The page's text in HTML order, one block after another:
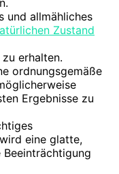
und allmähliches
Zustand
erhalten.
ordnungsgemäße
Ergebnisse zu
eine glatte,